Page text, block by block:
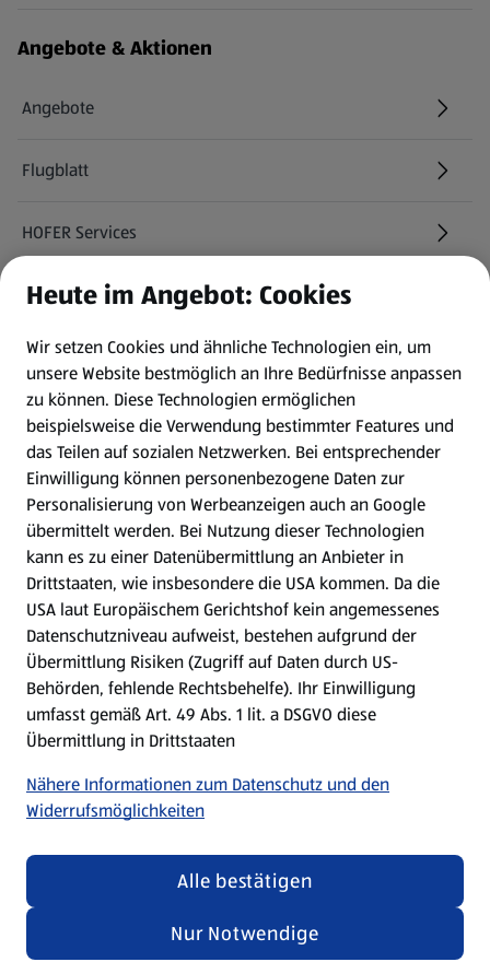
Angebote & Aktionen
Angebote
Flugblatt
HOFER Services
Newsletter
WhatsApp
Gewinnspiele
Mein HOFER. Meine Einkäufe.
Meine Meinung. Mein HOFER.
Gutscheingroßbestellung
(öffnet in einem neuen Tab)
Folge uns hier:
Jetzt die HOFER App downloaden
Datenschutz- und Richtlinienmenü
Impressum
Security Policy
(öffnet in einem neuen Tab)
Heute im Angebot: Cookies
Wir setzen Cookies und ähnliche Technologien ein, um
unsere Website bestmöglich an Ihre Bedürfnisse anpassen
zu können. Diese Technologien ermöglichen
beispielsweise die Verwendung bestimmter Features und
das Teilen auf sozialen Netzwerken. Bei entsprechender
Einwilligung können personenbezogene Daten zur
Personalisierung von Werbeanzeigen auch an Google
übermittelt werden. Bei Nutzung dieser Technologien
kann es zu einer Datenübermittlung an Anbieter in
Drittstaaten, wie insbesondere die USA kommen. Da die
USA laut Europäischem Gerichtshof kein angemessenes
Datenschutzniveau aufweist, bestehen aufgrund der
Übermittlung Risiken (Zugriff auf Daten durch US-
Behörden, fehlende Rechtsbehelfe). Ihr Einwilligung
umfasst gemäß Art. 49 Abs. 1 lit. a DSGVO diese
Übermittlung in Drittstaaten
Nähere Informationen zum Datenschutz und den
Widerrufsmöglichkeiten
Nur Notwendige
Alle bestätigen